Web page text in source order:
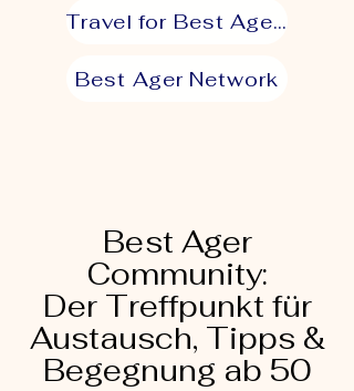
Travel for Best Agers
Best Ager Network
Best Ager
Community:
Der Treffpunkt für
Austausch, Tipps &
Begegnung ab 50